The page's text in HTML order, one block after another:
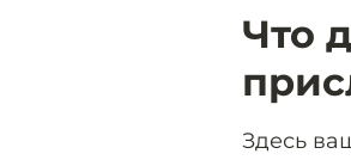
Что
Здесь